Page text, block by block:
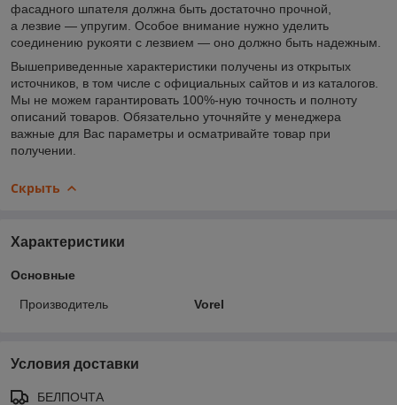
фасадного шпателя должна быть достаточно прочной,
а лезвие — упругим. Особое внимание нужно уделить
соединению рукояти с лезвием — оно должно быть надежным.
Вышеприведенные характеристики получены из открытых
источников, в том числе с официальных сайтов и из каталогов.
Мы не можем гарантировать 100%-ную точность и полноту
описаний товаров. Обязательно уточняйте у менеджера
важные для Вас параметры и осматривайте товар при
получении.
Скрыть
Характеристики
Основные
Производитель Vorel
Условия доставки
БЕЛПОЧТА